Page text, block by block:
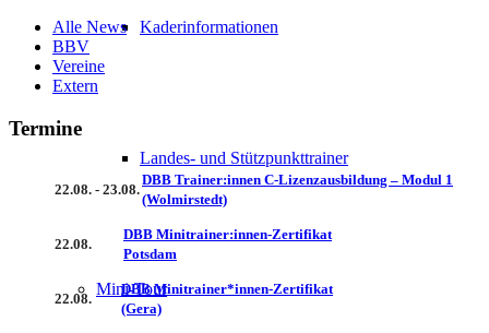
Kaderinformationen
Landes- und Stützpunkttrainer
Mini-Tour
Alle News
BBV
Vereine
Extern
Termine
22.08. - 23.08.
DBB Trainer:innen C-Lizenzausbildung – Modul 1
(Wolmirstedt)
22.08.
DBB Minitrainer:innen-Zertifikat
Potsdam
22.08.
DBB Minitrainer*innen-Zertifikat
(Gera)